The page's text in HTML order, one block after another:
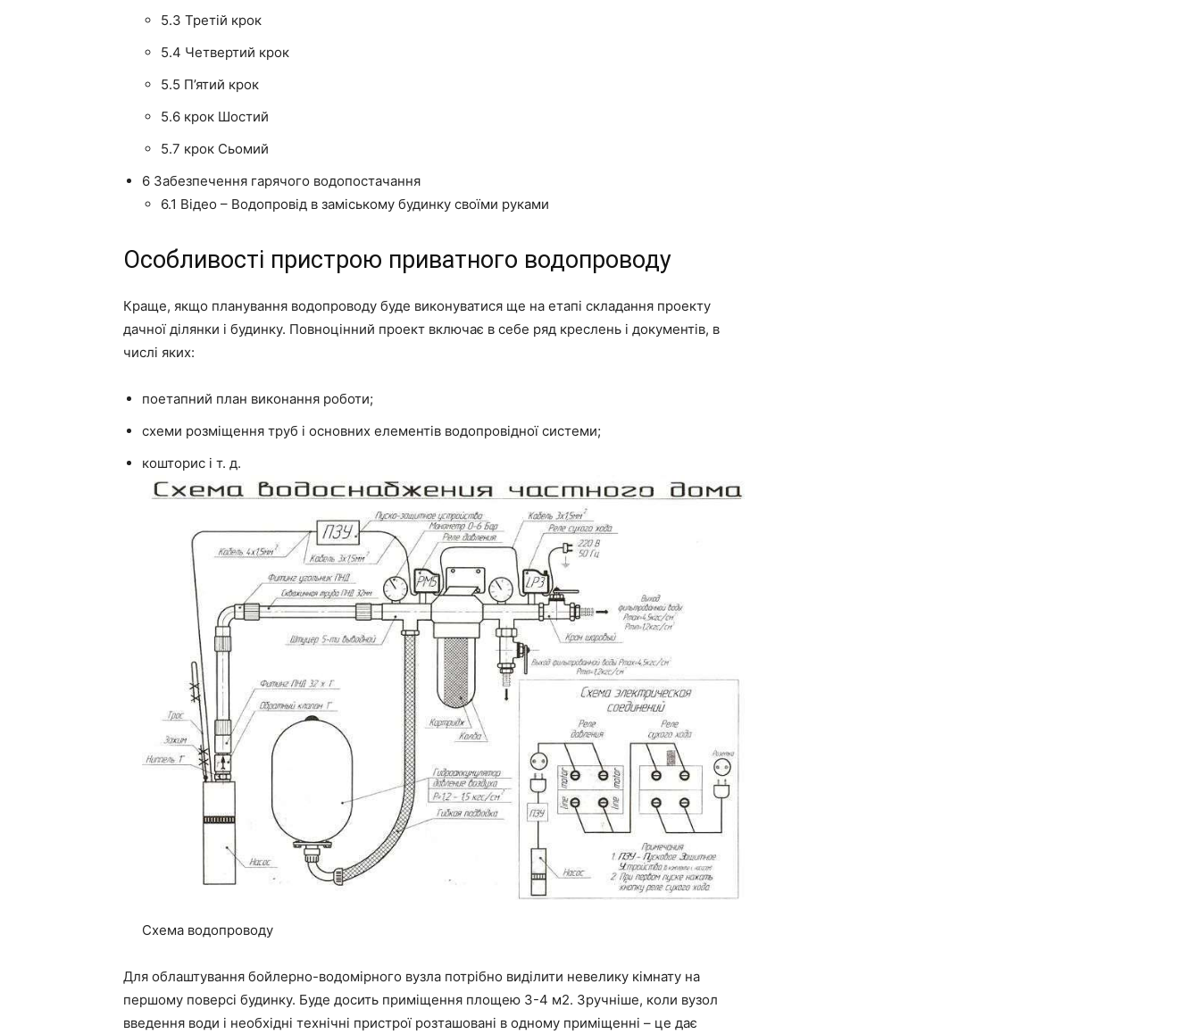
5.3 Третій крок
5.4 Четвертий крок
5.5 П’ятий крок
5.6 крок Шостий
5.7 крок Сьомий
6 Забезпечення гарячого водопостачання
6.1 Відео – Водопровід в заміському будинку своїми руками
Особливості пристрою приватного водопроводу
Краще, якщо планування водопроводу буде виконуватися ще на етапі складання проекту
дачної ділянки і будинку. Повноцінний проект включає в себе ряд креслень і документів, в
числі яких:
поетапний план виконання роботи;
схеми розміщення труб і основних елементів водопровідної системи;
кошторис і т. д.
Схема водопроводу
Для облаштування бойлерно-водомірного вузла потрібно виділити невелику кімнату на
першому поверсі будинку. Буде досить приміщення площею 3-4 м2. Зручніше, коли вузол
введення води і необхідні технічні пристрої розташовані в одному приміщенні – це дає